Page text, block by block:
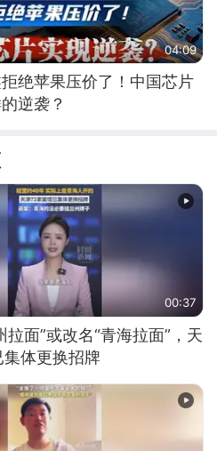
04:09
绝苹果压价了！中国芯片
逆袭？
00:37
拉面”或改名“青海拉面”，天
体更换招牌